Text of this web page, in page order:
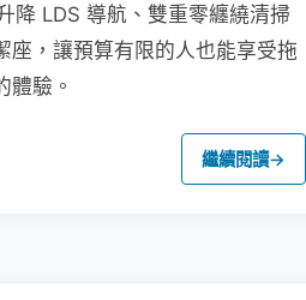
降 LDS 導航、雙重零纏繞清掃
座，讓預算有限的人也能享受拖
體驗。
繼續閱讀→